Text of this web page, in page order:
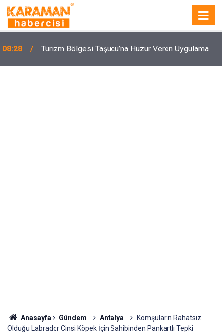
08:28 Turizm Bölgesi Taşucu’na Huzur Veren Uygulama
Anasayfa Gündem Antalya
Komşuların Rahatsız
Olduğu Labrador Cinsi Köpek İçin Sahibinden Pankartlı Tepki